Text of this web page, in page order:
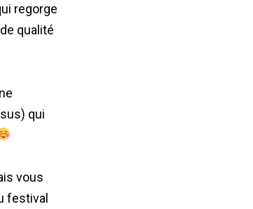
regorge
qualité
qui
vous
festival